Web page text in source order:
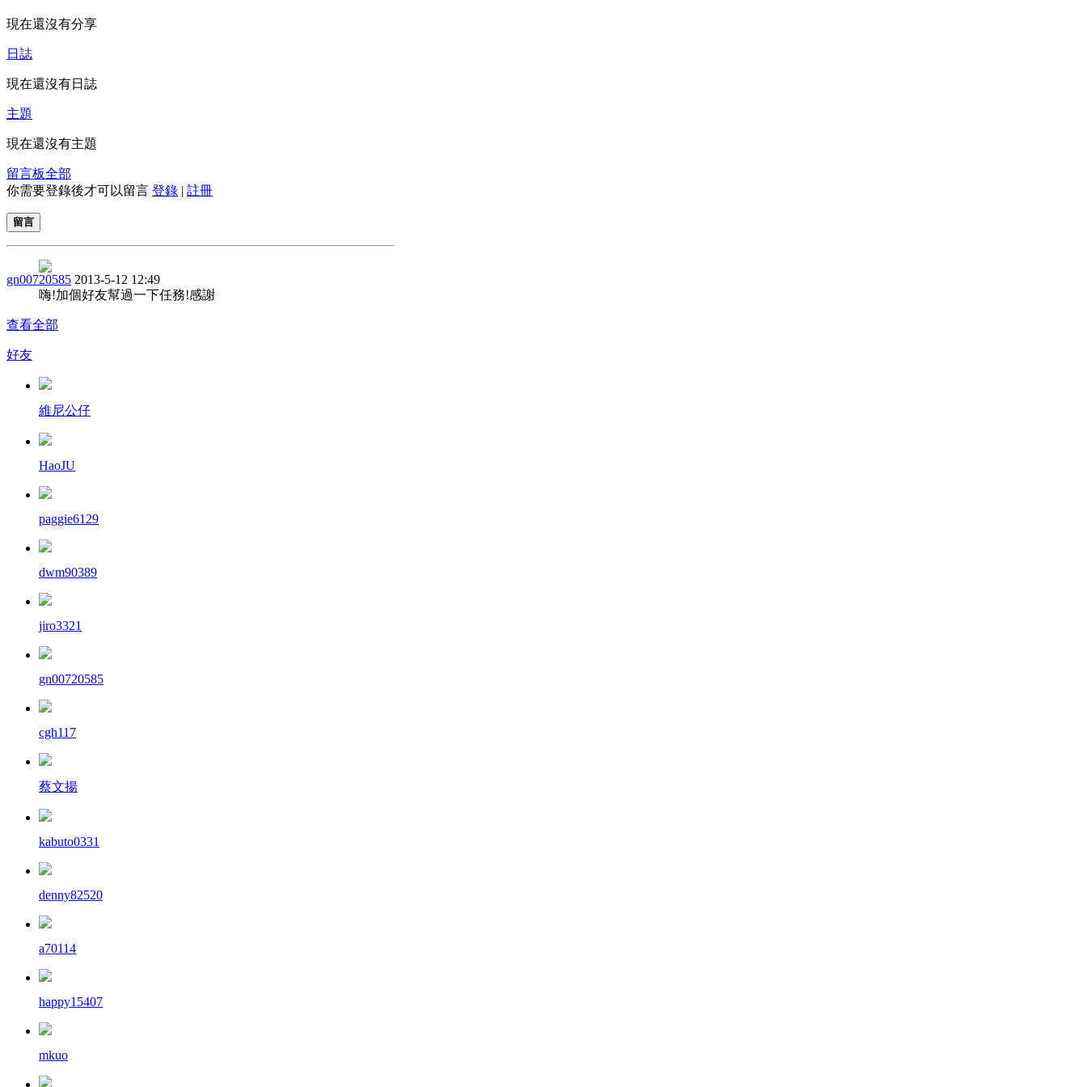
現在還沒有分享
日誌
現在還沒有日誌
主題
現在還沒有主題
留言板全部
你需要登錄後才可以留言 登錄 | 註冊
留言
gn00720585 2013-5-12 12:49
嗨!加個好友幫過一下任務!感謝
查看全部
好友
維尼公仔
HaoJU
paggie6129
dwm90389
jiro3321
gn00720585
cgh117
蔡文揚
kabuto0331
denny82520
a70114
happy15407
mkuo